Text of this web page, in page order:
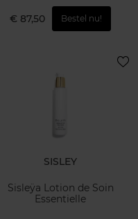
€ 87,50 Bestel nu!
SISLEY
Sisleÿa Lotion de Soin
Essentielle